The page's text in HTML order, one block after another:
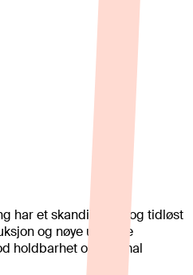
har et skandinavisk og tidløst
og nøye utvalgte
holdbarhet og optimal